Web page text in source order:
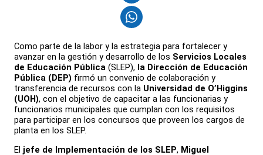
Como parte de la labor y la estrategia para fortalecer y
avanzar en la gestión y desarrollo de los Servicios Locales
de Educación Pública (SLEP), la Dirección de Educación
Pública (DEP) firmó un convenio de colaboración y
transferencia de recursos con la Universidad de O’Higgins
(UOH), con el objetivo de capacitar a las funcionarias y
funcionarios municipales que cumplan con los requisitos
para participar en los concursos que proveen los cargos de
planta en los SLEP.
El jefe de Implementación de los SLEP, Miguel